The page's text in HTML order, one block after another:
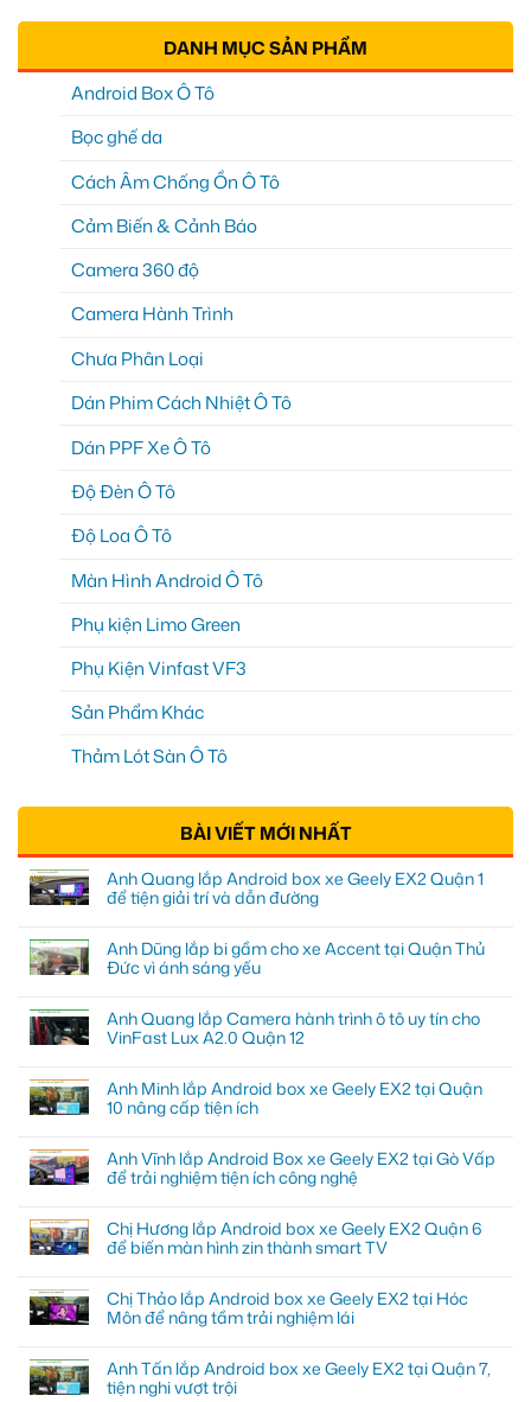
DANH MỤC SẢN PHẨM
Android Box Ô Tô
Bọc ghế da
Cách Âm Chống Ồn Ô Tô
Cảm Biến & Cảnh Báo
Camera 360 độ
Camera Hành Trình
Chưa Phân Loại
Dán Phim Cách Nhiệt Ô Tô
Dán PPF Xe Ô Tô
Độ Đèn Ô Tô
Độ Loa Ô Tô
Màn Hình Android Ô Tô
Phụ kiện Limo Green
Phụ Kiện Vinfast VF3
Sản Phẩm Khác
Thảm Lót Sàn Ô Tô
BÀI VIẾT MỚI NHẤT
Anh Quang lắp Android box xe Geely EX2 Quận 1
để tiện giải trí và dẫn đường
Anh Dũng lắp bi gầm cho xe Accent tại Quận Thủ
Đức vì ánh sáng yếu
Anh Quang lắp Camera hành trình ô tô uy tín cho
VinFast Lux A2.0 Quận 12
Anh Minh lắp Android box xe Geely EX2 tại Quận
10 nâng cấp tiện ích
Anh Vĩnh lắp Android Box xe Geely EX2 tại Gò Vấp
để trải nghiệm tiện ích công nghệ
Chị Hương lắp Android box xe Geely EX2 Quận 6
để biến màn hình zin thành smart TV
Chị Thảo lắp Android box xe Geely EX2 tại Hóc
Môn để nâng tầm trải nghiệm lái
Anh Tấn lắp Android box xe Geely EX2 tại Quận 7,
tiện nghi vượt trội